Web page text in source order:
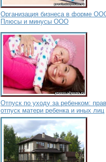
Организация бизнеса в форме
Плюсы и минусы ООО
Отпуск по уходу за ребенком:
отпуск матери ребенка и иных лиц